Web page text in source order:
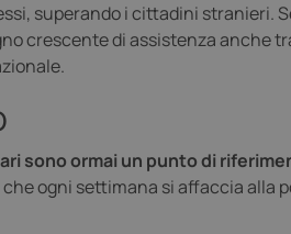
superando i cittadini stranieri.
crescente di assistenza anche
sono ormai un punto di
ogni settimana si affaccia alla